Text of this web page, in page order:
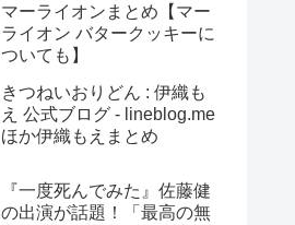
マーライオンまとめ【マー
ライオン バタークッキーに
ついても】
きつねいおりどん : 伊織も
え 公式ブログ - lineblog.me
ほか伊織もえまとめ
『一度死んでみた』佐藤健
の出演が話題！「最高の無